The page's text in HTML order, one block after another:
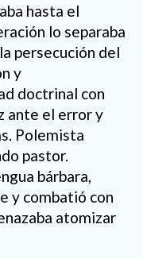
hasta el
lo separaba
persecución del
y
doctrinal con
ante el error y
Polemista
pastor.
bárbara,
y combatió con
atomizar